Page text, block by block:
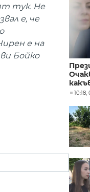
тук. Не
е, че
е на
Бойко
10:18,